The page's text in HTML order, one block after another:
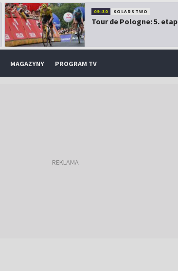
09:30 KOLARSTWO
Tour de Pologne: 5. etap
MAGAZYNY PROGRAM TV